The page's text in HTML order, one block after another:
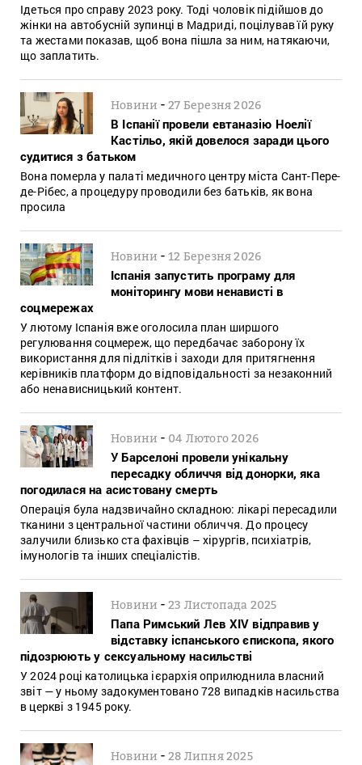
Ідеться про справу 2023 року. Тоді чоловік підійшов до
жінки на автобусній зупинці в Мадриді, поцілував їй руку
та жестами показав, щоб вона пішла за ним, натякаючи,
що заплатить.
Новини -27 Березня 2026
В Іспанії провели евтаназію Ноелії
Кастільо, якій довелося заради цього
судитися з батьком
Вона померла у палаті медичного центру міста Сант-Пере-
де-Рібес, а процедуру проводили без батьків, як вона
просила
Новини -12 Березня 2026
Іспанія запустить програму для
моніторингу мови ненависті в
соцмережах
У лютому Іспанія вже оголосила план ширшого
регулювання соцмереж, що передбачає заборону їх
використання для підлітків і заходи для притягнення
керівників платформ до відповідальності за незаконний
або ненависницький контент.
Новини - 04 Лютого 2026
У Барселоні провели унікальну
пересадку обличчя від донорки, яка
погодилася на асистовану смерть
Операція була надзвичайно складною: лікарі пересадили
тканини з центральної частини обличчя. До процесу
залучили близько ста фахівців – хірургів, психіатрів,
імунологів та інших спеціалістів.
Новини -23 Листопада 2025
Папа Римський Лев XIV відправив у
відставку іспанського єпископа, якого
підозрюють у сексуальному насильстві
У 2024 році католицька ієрархія оприлюднила власний
звіт — у ньому задокументовано 728 випадків насильства
в церкві з 1945 року.
Новини -28 Липня 2025